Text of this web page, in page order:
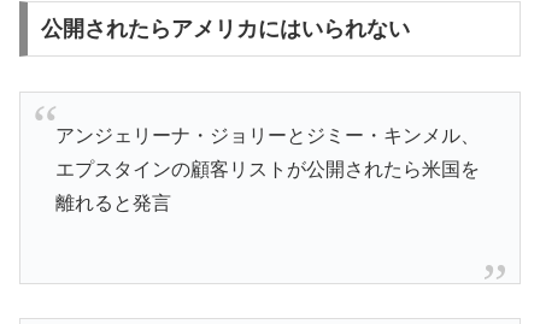
公開されたらアメリカにはいられない
アンジェリーナ・ジョリーとジミー・キンメル、
エプスタインの顧客リストが公開されたら米国を
離れると発言